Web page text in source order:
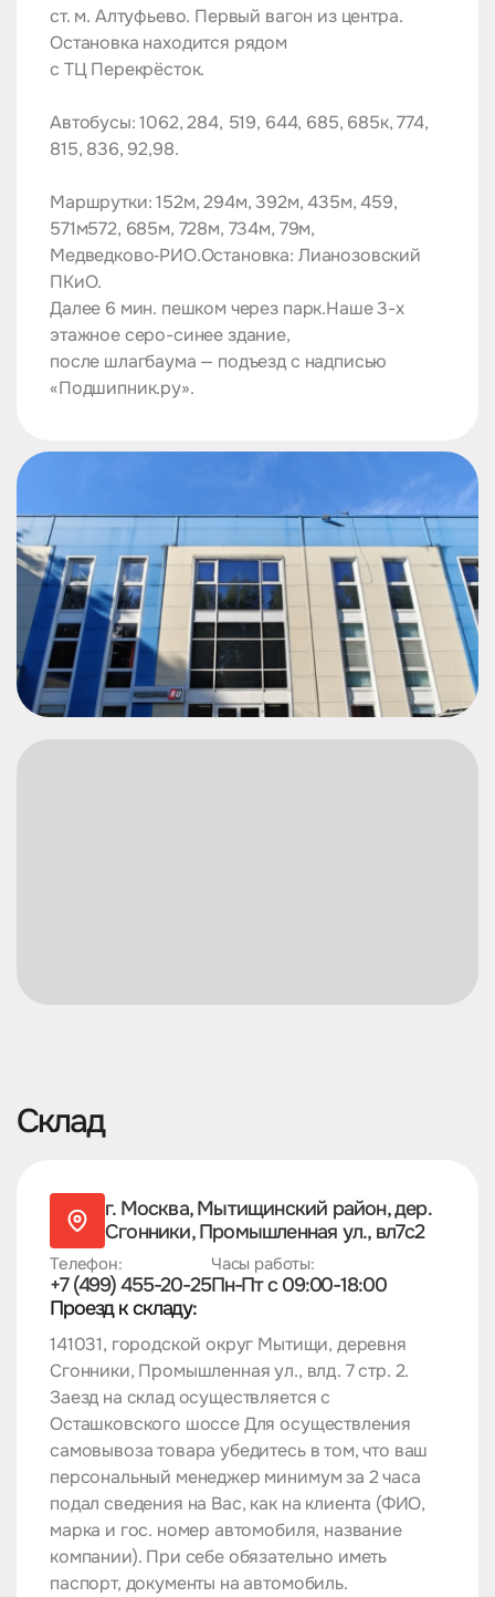
ст. м. Алтуфьево. Первый вагон из центра.
Остановка находится рядом
с ТЦ Перекрёсток.
Автобусы: 1062, 284, 519, 644, 685, 685к, 774,
815, 836, 92,98.
Маршрутки: 152м, 294м, 392м, 435м, 459,
571м572, 685м, 728м, 734м, 79м,
Медведково‑РИО.Остановка: Лианозовский
ПКиО.
Далее 6 мин. пешком через парк.Наше 3-х
этажное серо-синее здание,
после шлагбаума — подъезд с надписью
«Подшипник.ру».
Склад
г. Москва, Мытищинский район,дер.
Сгонники, Промышленная ул., вл7с2
Телефон:
+7 (499) 455-20-25
Часы работы:
Пн-Пт c 09:00-18:00
Проезд к складу:
141031, городской округ Мытищи, деревня
Сгонники, Промышленная ул., влд. 7 стр. 2.
Заезд на склад осуществляется с
Осташковского шоссе Для осуществления
самовывоза товара убедитесь в том, что ваш
персональный менеджер минимум за 2 часа
подал сведения на Вас, как на клиента (ФИО,
марка и гос. номер автомобиля, название
компании). При себе обязательно иметь
паспорт, документы на автомобиль.